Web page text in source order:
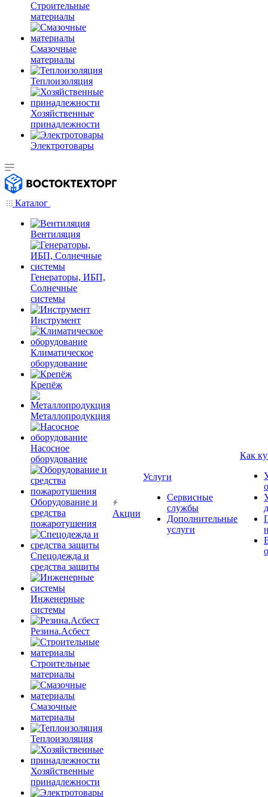
Строительные
материалы
Смазочные
материалы
Теплоизоляция
Хозяйственные
принадлежности
Электротовары
Каталог
Вентиляция
Генераторы, ИБП,
Солнечные
системы
Инструмент
Климатическое
оборудование
Крепёж
Металлопродукция
Насосное
оборудование
Оборудование и
средства
пожаротушения
Спецодежда и
средства защиты
Инженерные
системы
Резина.Асбест
Строительные
материалы
Смазочные
материалы
Теплоизоляция
Хозяйственные
принадлежности
Акции
Услуги
Сервисные
службы
Дополнительные
услуги
Как